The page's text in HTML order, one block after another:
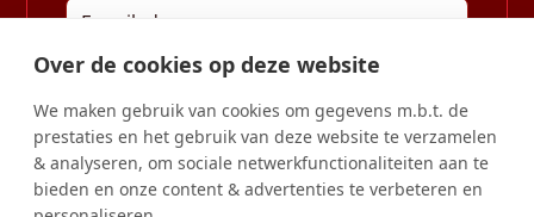
Over de cookies op deze website
We maken gebruik van cookies om gegevens m.b.t. de
prestaties en het gebruik van deze website te verzamelen
& analyseren, om sociale netwerkfunctionaliteiten aan te
bieden en onze content & advertenties te verbeteren en
Door je in te schrijven ga je akkoord met ons Privacybeleid
en geef je toestemming om updates van ons bedrijf te
ontvangen.
VOLG ONS OP SOCIALE MEDIA